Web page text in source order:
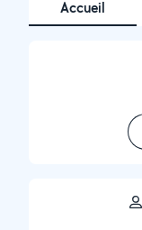
Accueil